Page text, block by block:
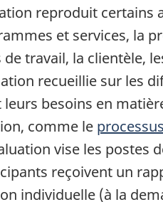
reproduit certains
et services, la
de travail, la clientèle,
recueillie sur les
leurs besoins en
comme le
vise les postes
reçoivent un
individuelle (à la